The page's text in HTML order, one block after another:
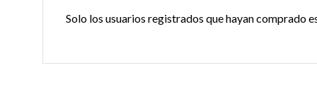
Solo los usuarios registrados que hayan comprado